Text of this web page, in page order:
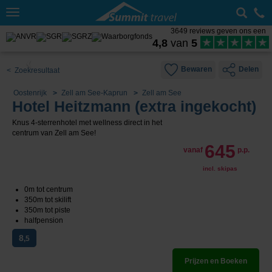
Toggle
3649 reviews geven ons een
4,8 van 5
< Zoekresultaat Bewaren Delen
Oostenrijk Zell am See-Kaprun Zell am See
Hotel Heitzmann (extra ingekocht)
Knus 4-sterrenhotel met wellness direct in het
centrum van Zell am See!
vanaf 645 p.p.
incl. skipas
0m tot centrum
350m tot skilift
350m tot piste
halfpension
8,5
Prijzen en Boeken